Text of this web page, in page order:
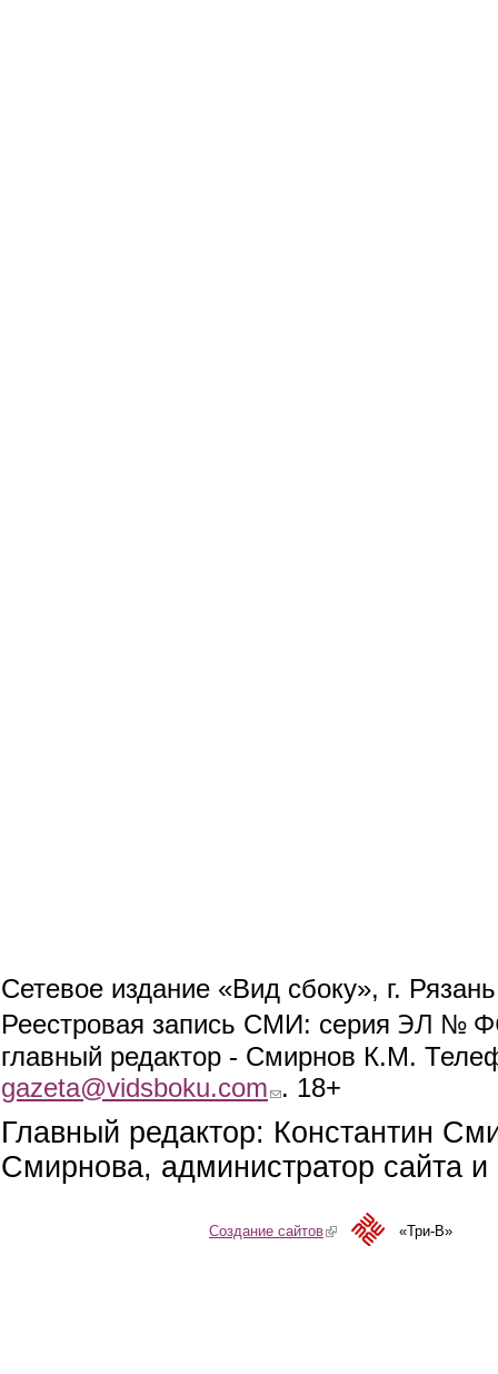
Сетевое издание «Вид сбоку», г.
Реестровая запись СМИ: серия ЭЛ №
главный редактор - Смирнов К.М.
gazeta@vidsboku.com (link sends e-mail)
. 18+
Главный редактор: Константин
Смирнова, администратор сайта
Создание сайтов(link is external)«Три-В»